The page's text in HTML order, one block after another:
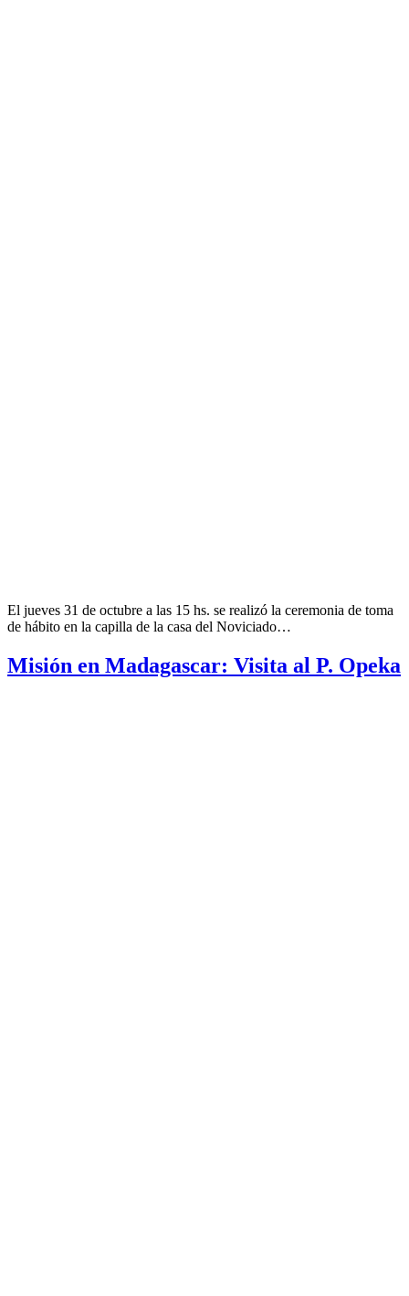
El jueves 31 de octubre a las 15 hs. se realizó la ceremonia de toma
de hábito en la capilla de la casa del Noviciado…
Misión en Madagascar: Visita al P. Opeka